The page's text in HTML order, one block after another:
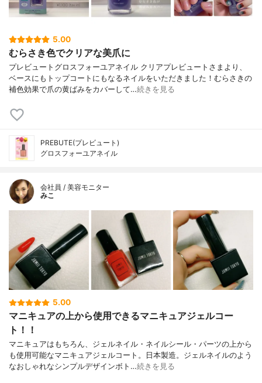
5.00
むらさき色でクリアな美爪に
プレビュートグロスフォーユアネイル クリアプレビュートさまより、
ベースにもトップコートにもなるネイルをいただきました！むらさきの
補色効果で爪の黄ばみをカバーして…続きを見る
PREBUTE(プレビュート)
グロスフォーユアネイル
会社員 / 美容モニター
みこ
5.00
マニキュアの上から使用できるマニキュアジェルコー
ト！！
マニキュアはもちろん、ジェルネイル・ネイルシール・パーツの上から
も使用可能なマニキュアジェルコート。日本製造。ジェルネイルのよう
なおしゃれなシンプルデザインボト…続きを見る